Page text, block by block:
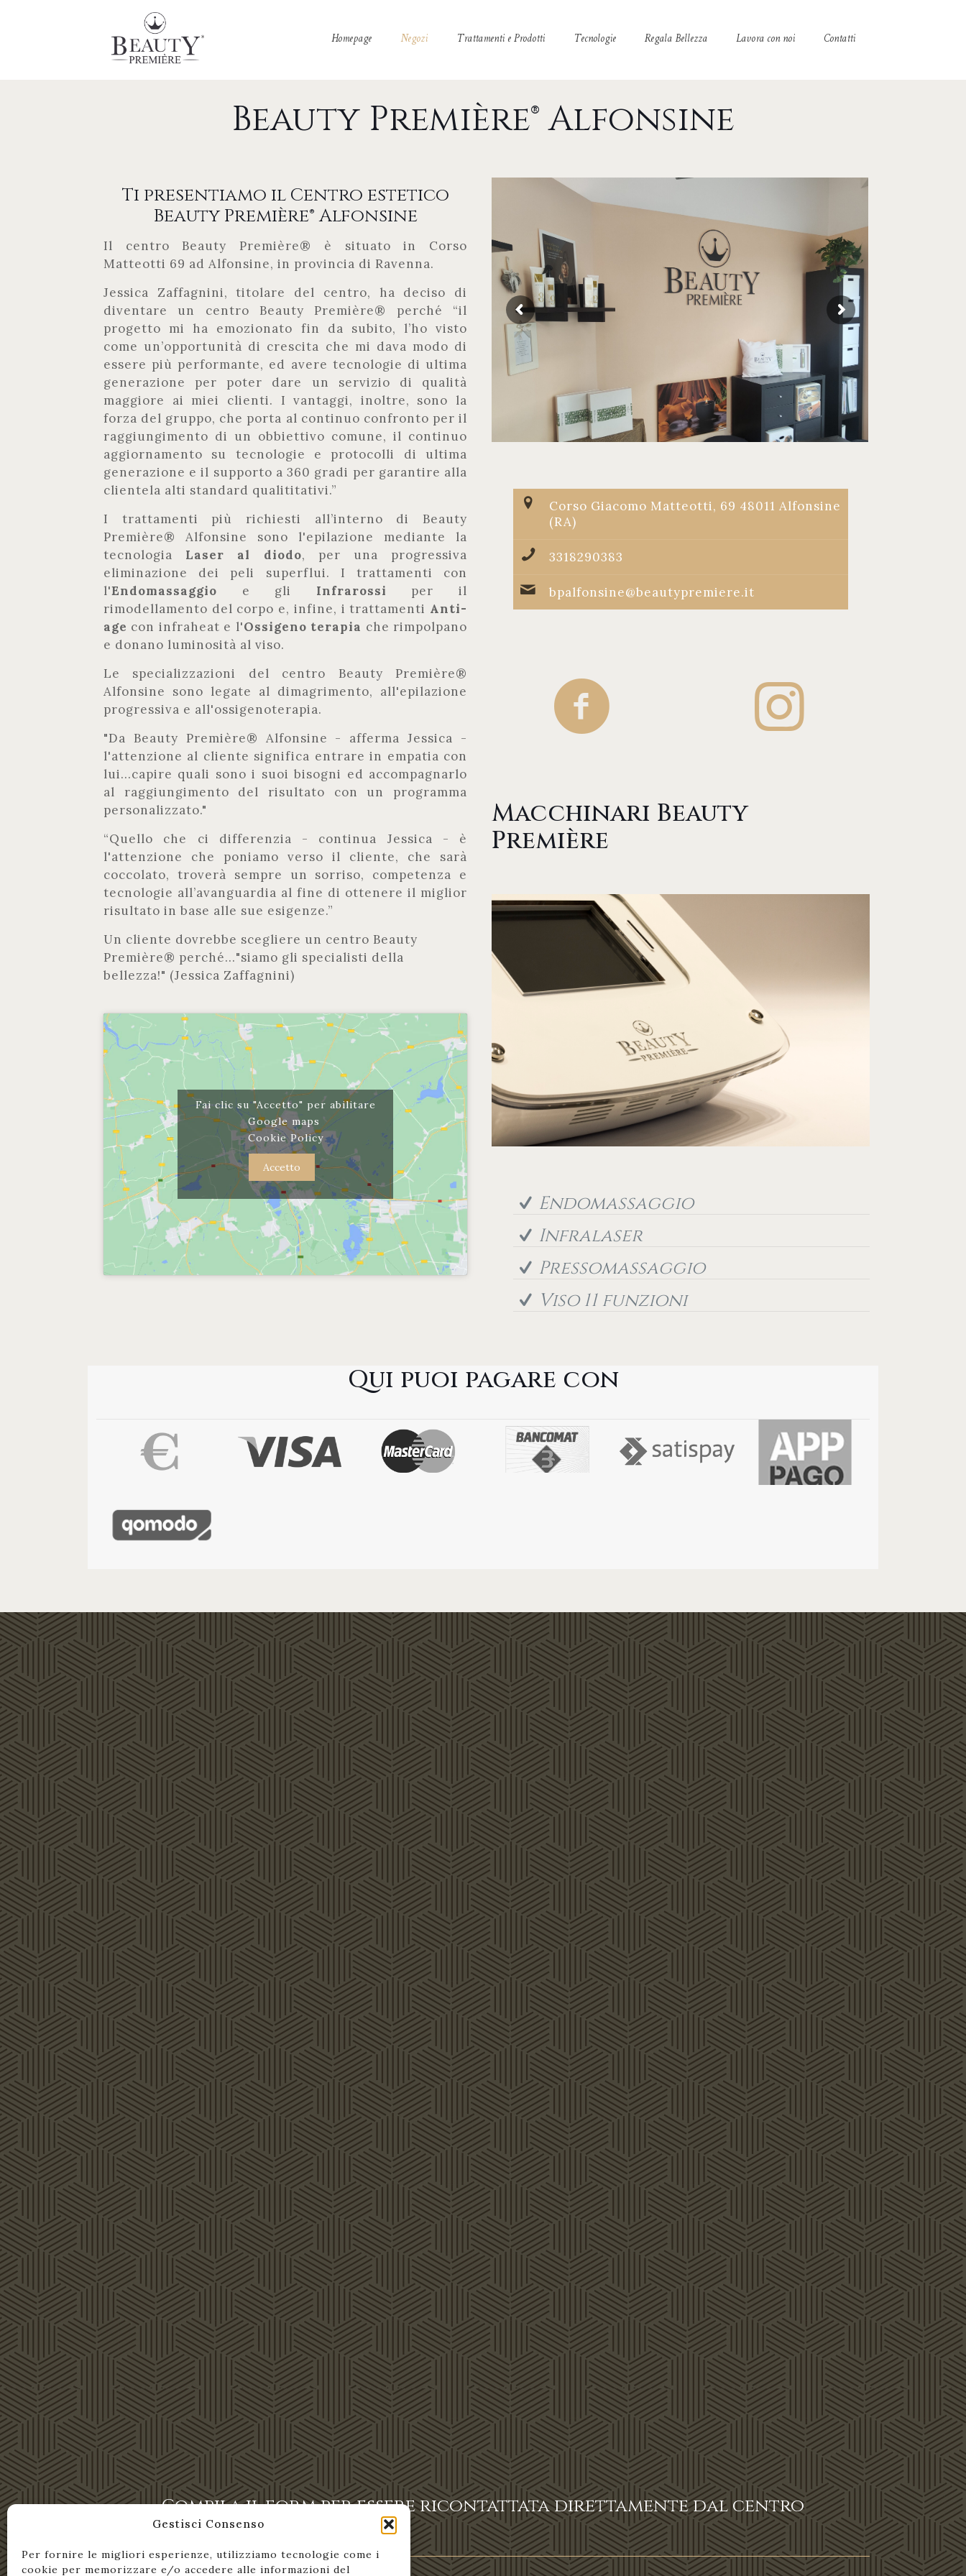
Gestisci Consenso
Per fornire le migliori esperienze, utilizziamo tecnologie come i
cookie per memorizzare e/o accedere alle informazioni del
Homepage Negozi Trattamenti e Prodotti Tecnologie Regala Bellezza Lavora con noi Contatti
Beauty Première® Alfonsine
Ti presentiamo il Centro estetico
Beauty Première® Alfonsine
Il centro Beauty Première® è situato in Corso
Matteotti 69 ad Alfonsine, in provincia di Ravenna.
Jessica Zaffagnini, titolare del centro, ha deciso di
diventare un centro Beauty Première® perché “il
progetto mi ha emozionato fin da subito, l’ho visto
come un’opportunità di crescita che mi dava modo di
essere più performante, ed avere tecnologie di ultima
generazione per poter dare un servizio di qualità
maggiore ai miei clienti. I vantaggi, inoltre, sono la
forza del gruppo, che porta al continuo confronto per il
raggiungimento di un obbiettivo comune, il continuo
aggiornamento su tecnologie e protocolli di ultima
generazione e il supporto a 360 gradi per garantire alla
clientela alti standard qualititativi.”
I trattamenti più richiesti all’interno di Beauty
Première® Alfonsine sono l'epilazione mediante la
tecnologia Laser al diodo, per una progressiva
eliminazione dei peli superflui. I trattamenti con
l'Endomassaggio e gli Infrarossi per il
rimodellamento del corpo e, infine, i trattamenti Anti-
age con infraheat e l'Ossigeno terapia che rimpolpano
e donano luminosità al viso.
Le specializzazioni del centro Beauty Première®
Alfonsine sono legate al dimagrimento, all'epilazione
progressiva e all'ossigenoterapia.
"Da Beauty Première® Alfonsine - afferma Jessica -
l'attenzione al cliente significa entrare in empatia con
lui...capire quali sono i suoi bisogni ed accompagnarlo
al raggiungimento del risultato con un programma
personalizzato."
“Quello che ci differenzia - continua Jessica - è
l'attenzione che poniamo verso il cliente, che sarà
coccolato, troverà sempre un sorriso, competenza e
tecnologie all’avanguardia al fine di ottenere il miglior
risultato in base alle sue esigenze.”
Un cliente dovrebbe scegliere un centro Beauty
Première® perché…"siamo gli specialisti della
bellezza!" (Jessica Zaffagnini)
Fai clic su "Accetto" per abilitare
Google maps
Cookie Policy
Accetto
Corso Giacomo Matteotti, 69 48011 Alfonsine
(RA)
3318290383
bpalfonsine@beautypremiere.it
Macchinari Beauty
Première
Endomassaggio
Infralaser
Pressomassaggio
Viso 11 funzioni
Qui puoi pagare con
Compila il form per essere ricontattata direttamente dal centro